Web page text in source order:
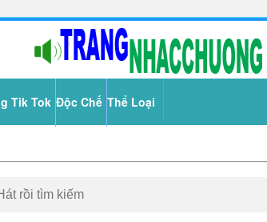
Tik Tok Độc Chế Thể Loại